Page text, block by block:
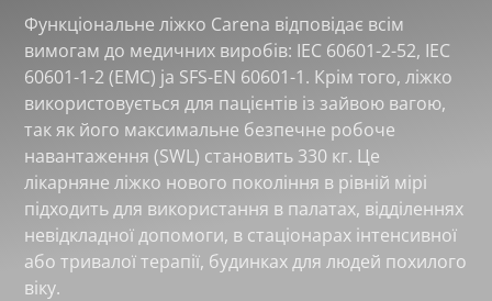
Функціональне ліжко Carena відповідає всім
вимогам до медичних виробів: IEC 60601-2-52, IEC
60601-1-2 (ЕМС) ja SFS-EN 60601-1. Крім того, ліжко
використовується для пацієнтів із зайвою вагою,
так як його максимальне безпечне робоче
навантаження (SWL) становить 330 кг. Це
лікарняне ліжко нового покоління в рівній мірі
підходить для використання в палатах, відділеннях
невідкладної допомоги, в стаціонарах інтенсивної
або тривалої терапії, будинках для людей похилого
віку.